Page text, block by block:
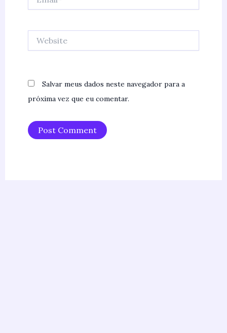
Salvar meus dados neste navegador para a
próxima vez que eu comentar.